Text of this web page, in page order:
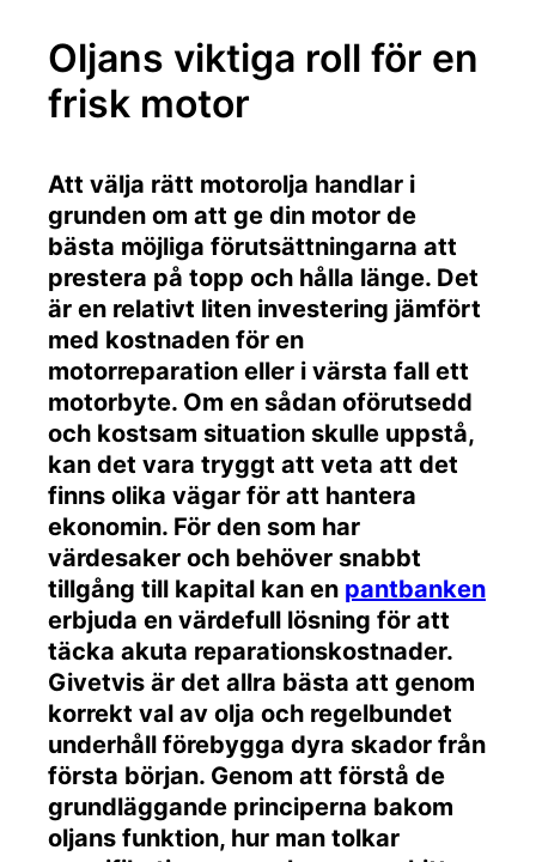
Oljans viktiga roll för en
frisk motor
Att välja rätt motorolja handlar i
grunden om att ge din motor de
bästa möjliga förutsättningarna att
prestera på topp och hålla länge. Det
är en relativt liten investering jämfört
med kostnaden för en
motorreparation eller i värsta fall ett
motorbyte. Om en sådan oförutsedd
och kostsam situation skulle uppstå,
kan det vara tryggt att veta att det
finns olika vägar för att hantera
ekonomin. För den som har
värdesaker och behöver snabbt
tillgång till kapital kan en pantbanken
erbjuda en värdefull lösning för att
täcka akuta reparationskostnader.
Givetvis är det allra bästa att genom
korrekt val av olja och regelbundet
underhåll förebygga dyra skador från
första början. Genom att förstå de
grundläggande principerna bakom
oljans funktion, hur man tolkar